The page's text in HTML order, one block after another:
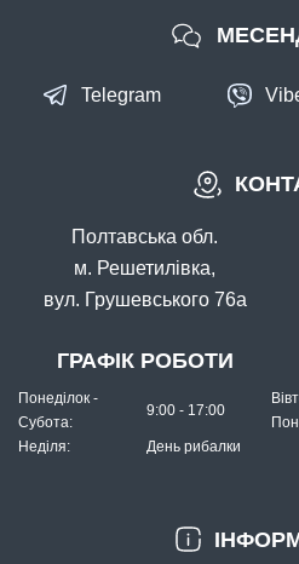
Полтавська обл.
м. Решетилівка,
вул. Грушевського 76а
ГРАФІК РОБОТИ
Понеділок -
Субота:
9:00 - 17:00
Неділя: День рибалки
Telegram